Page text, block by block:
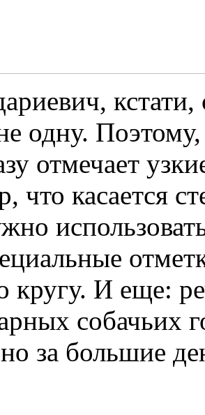
одну.
отмечает
что касается
кругу. И еще:
собачьих
но за большие